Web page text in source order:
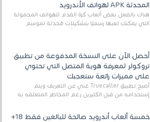
المحدثة APK لهواتف الأندرويد
هناك بالفعل بعض ألعاب كرة القدم للهواتف المحمولة
التي يمكنك لعبها رسميًا بتشكيلات مُحدثة لموسم
أحصل الآن على النسخة المدفوعة من تطبيق
تروكولر لمعرفة هوية المتصل التي تحتوي
على مميزات رائعة ستعجبك
أصبح تطبيق Truecaller غني عن التعريف ويتم
إستخدامه من قبل الكثيرين رغم المخاطر المتعلقه به
خمسة ألعاب أندرويد صالحة للبالغين فقط 18+